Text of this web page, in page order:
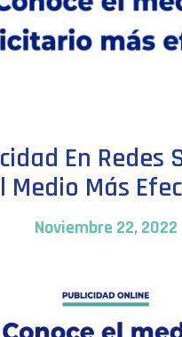
En Redes
Medio Más
Noviembre 22, 2022